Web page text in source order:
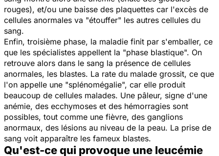
rouges), et/ou une baisse des plaquettes car l'excès de
cellules anormales va "étouffer" les autres cellules du
sang.
Enfin, troisième phase, la maladie finit par s'emballer, ce
que les spécialistes appellent la "phase blastique". On
retrouve alors dans le sang la présence de cellules
anormales, les blastes. La rate du malade grossit, ce que
l'on appelle une "splénomégalie", car elle produit
beaucoup de cellules malades. Une pâleur, signe d'une
anémie, des ecchymoses et des hémorragies sont
possibles, tout comme une fièvre, des ganglions
anormaux, des lésions au niveau de la peau. La prise de
sang voit apparaître les fameux blastes.
Qu'est-ce qui provoque une leucémie